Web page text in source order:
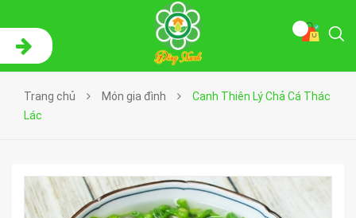
Trang chủ Món gia đình
Canh Thiên Lý Chả Cá Thác
Lác